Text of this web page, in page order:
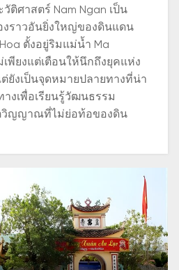
ติศาสตร์ Nam Ngan เป็น
งราวอันยิ่งใหญ่ของดินแดน
ตั้งอยู่ริมแม่น้ำ Ma
พียงแต่เตือนให้นึกถึงยุคแห่ง
ยังเป็นจุดหมายปลายทางที่น่า
งเพื่อเรียนรู้วัฒนธรรม
วิญญาณที่ไม่ย่อท้อของดิน